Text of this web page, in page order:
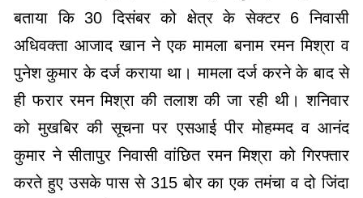
बताया कि 30 दिसंबर को क्षेत्र के सेक्टर 6 निवासी
अधिवक्ता आजाद खान ने एक मामला बनाम रमन मिश्रा व
पुनेश कुमार के दर्ज कराया था। मामला दर्ज करने के बाद से
ही फरार रमन मिश्रा की तलाश की जा रही थी। शनिवार
को मुखबिर की सूचना पर एसआई पीर मोहम्मद व आनंद
कुमार ने सीतापुर निवासी वांछित रमन मिश्रा को गिरफ्तार
करते हुए उसके पास से 315 बोर का एक तमंचा व दो जिंदा